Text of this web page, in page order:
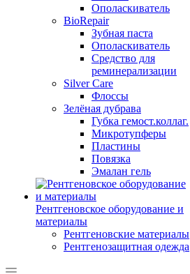
Ополаскиватель
BioRepair
Зубная паста
Ополаскиватель
Средство для
реминерализации
Silver Care
Флоссы
Зелёная дубрава
Губка гемост.коллаг.
Микротупферы
Пластины
Повязка
Эмалан гель
Рентгеновское оборудование и
материалы
Рентгеновские материалы
Рентгенозащитная одежда